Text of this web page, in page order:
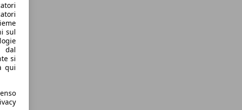
sul
dal
si
qui